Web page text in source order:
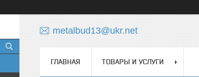
metalbud13@ukr.net
ГЛАВНАЯ ТОВАРЫ И УСЛУГИ